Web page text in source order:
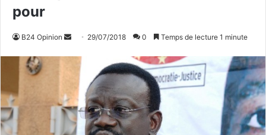
pour
B24 Opinion
e
r
29/07/2018 0 Temps de lecture 1 minute